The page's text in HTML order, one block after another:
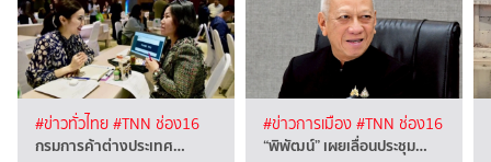
#ข่าวทั่วไทย#TNN ช่อง16
กรมการค้าต่างประเทศ…
#ข่าวการเมือง#TNN ช่อง16
“พิพัฒน์” เผยเลื่อนประชุม…